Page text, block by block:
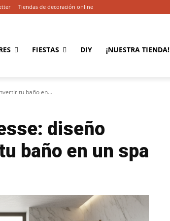
Tiendas de decoración online
FIESTAS DIY ¡NUESTRA TIENDA!
tu baño en...
diseño
baño en un spa